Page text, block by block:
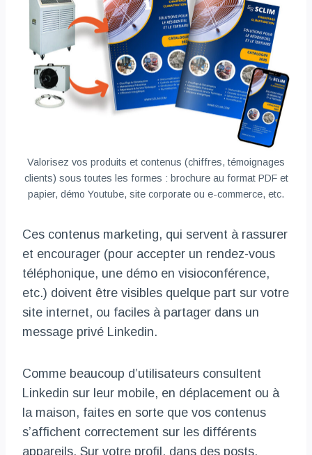
Valorisez vos produits et contenus (chiffres, témoignages
clients) sous toutes les formes : brochure au format PDF et
papier, démo Youtube, site corporate ou e-commerce, etc.
Ces contenus marketing, qui servent à rassurer
et encourager (pour accepter un rendez-vous
téléphonique, une démo en visioconférence,
etc.) doivent être visibles quelque part sur votre
site internet, ou faciles à partager dans un
message privé Linkedin.
Comme beaucoup d’utilisateurs consultent
Linkedin sur leur mobile, en déplacement ou à
la maison, faites en sorte que vos contenus
s’affichent correctement sur les différents
appareils. Sur votre profil, dans des posts,